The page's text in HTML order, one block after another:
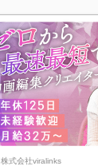
株式会社viralinks